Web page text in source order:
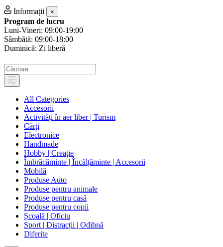
Informații ×
Program de lucru
Luni-Vineri: 09:00-19:00
Sâmbătă: 09:00-18:00
Duminică: Zi liberă
All Categories
Accesorii
Activități în aer liber | Turism
Cărți
Electronice
Handmade
Hobby | Creație
Îmbrăcăminte | Încălțăminte | Accesorii
Mobilă
Produse Auto
Produse pentru animale
Produse pentru casă
Produse pentru copii
Școală | Oficiu
Sport | Distracții | Odihnă
Diferite